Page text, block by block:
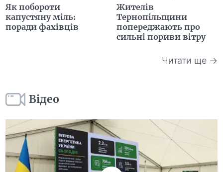
Як побороти
капустяну міль:
поради фахівців
Жителів
Тернопільщини
попереджають про
сильні пориви вітру
Читати ще →
Відео